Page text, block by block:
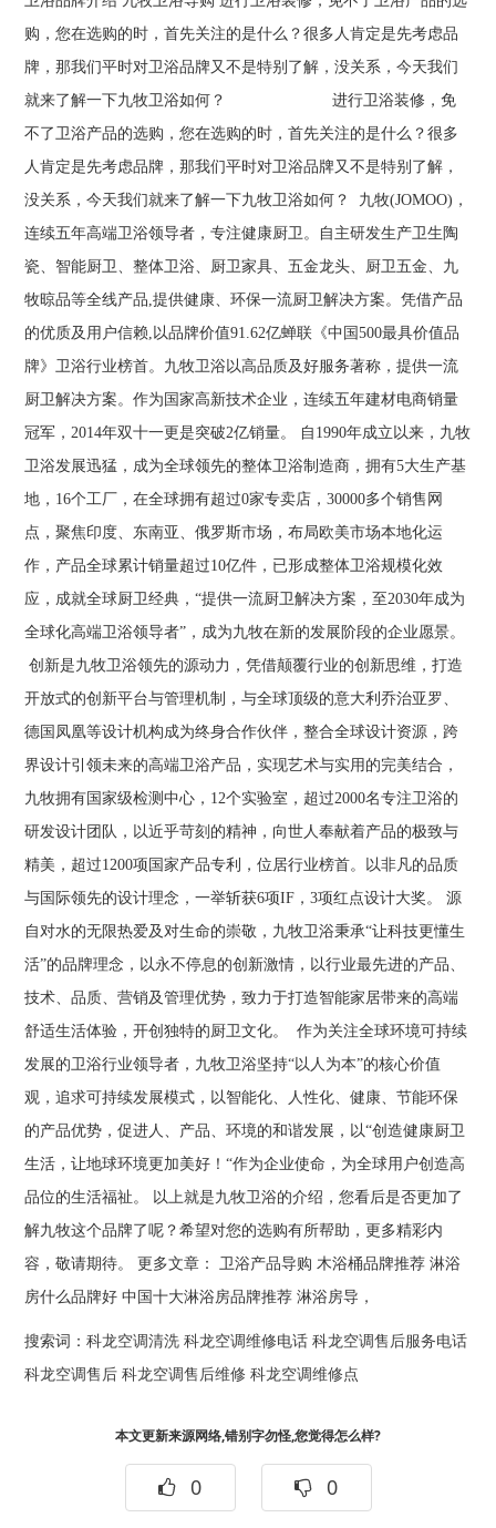
购，您在选购的时，首先关注的是什么？很多人肯定是先考虑品
牌，那我们平时对卫浴品牌又不是特别了解，没关系，今天我们
就来了解一下九牧卫浴如何？ 进行卫浴装修，免
不了卫浴产品的选购，您在选购的时，首先关注的是什么？很多
人肯定是先考虑品牌，那我们平时对卫浴品牌又不是特别了解，
没关系，今天我们就来了解一下九牧卫浴如何？ 九牧(JOMOO)，
连续五年高端卫浴领导者，专注健康厨卫。自主研发生产卫生陶
瓷、智能厨卫、整体卫浴、厨卫家具、五金龙头、厨卫五金、九
牧晾品等全线产品,提供健康、环保一流厨卫解决方案。凭借产品
的优质及用户信赖,以品牌价值91.62亿蝉联《中国500最具价值品
牌》卫浴行业榜首。九牧卫浴以高品质及好服务著称，提供一流
厨卫解决方案。作为国家高新技术企业，连续五年建材电商销量
冠军，2014年双十一更是突破2亿销量。 自1990年成立以来，九牧
卫浴发展迅猛，成为全球领先的整体卫浴制造商，拥有5大生产基
地，16个工厂，在全球拥有超过0家专卖店，30000多个销售网
点，聚焦印度、东南亚、俄罗斯市场，布局欧美市场本地化运
作，产品全球累计销量超过10亿件，已形成整体卫浴规模化效
应，成就全球厨卫经典，“提供一流厨卫解决方案，至2030年成为
全球化高端卫浴领导者”，成为九牧在新的发展阶段的企业愿景。
创新是九牧卫浴领先的源动力，凭借颠覆行业的创新思维，打造
开放式的创新平台与管理机制，与全球顶级的意大利乔治亚罗、
德国凤凰等设计机构成为终身合作伙伴，整合全球设计资源，跨
界设计引领未来的高端卫浴产品，实现艺术与实用的完美结合，
九牧拥有国家级检测中心，12个实验室，超过2000名专注卫浴的
研发设计团队，以近乎苛刻的精神，向世人奉献着产品的极致与
精美，超过1200项国家产品专利，位居行业榜首。以非凡的品质
与国际领先的设计理念，一举斩获6项IF，3项红点设计大奖。 源
自对水的无限热爱及对生命的崇敬，九牧卫浴秉承“让科技更懂生
活”的品牌理念，以永不停息的创新激情，以行业最先进的产品、
技术、品质、营销及管理优势，致力于打造智能家居带来的高端
舒适生活体验，开创独特的厨卫文化。 作为关注全球环境可持续
发展的卫浴行业领导者，九牧卫浴坚持“以人为本”的核心价值
观，追求可持续发展模式，以智能化、人性化、健康、节能环保
的产品优势，促进人、产品、环境的和谐发展，以“创造健康厨卫
生活，让地球环境更加美好！“作为企业使命，为全球用户创造高
品位的生活福祉。 以上就是九牧卫浴的介绍，您看后是否更加了
解九牧这个品牌了呢？希望对您的选购有所帮助，更多精彩内
容，敬请期待。 更多文章： 卫浴产品导购 木浴桶品牌推荐 淋浴
房什么品牌好 中国十大淋浴房品牌推荐 淋浴房导，
搜索词：科龙空调清洗 科龙空调维修电话 科龙空调售后服务电话
科龙空调售后 科龙空调售后维修 科龙空调维修点
本文更新来源网络,错别字勿怪,您觉得怎么样?
0 0